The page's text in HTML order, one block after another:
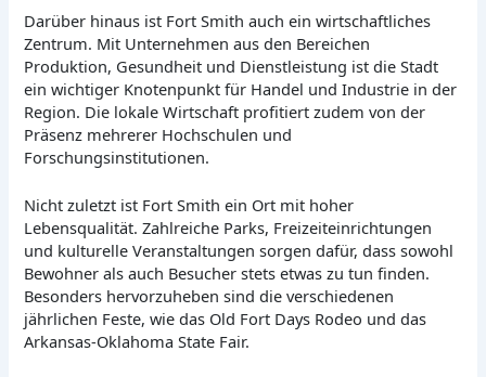
Darüber hinaus ist Fort Smith auch ein wirtschaftliches
Zentrum. Mit Unternehmen aus den Bereichen
Produktion, Gesundheit und Dienstleistung ist die Stadt
ein wichtiger Knotenpunkt für Handel und Industrie in der
Region. Die lokale Wirtschaft profitiert zudem von der
Präsenz mehrerer Hochschulen und
Forschungsinstitutionen.
Nicht zuletzt ist Fort Smith ein Ort mit hoher
Lebensqualität. Zahlreiche Parks, Freizeiteinrichtungen
und kulturelle Veranstaltungen sorgen dafür, dass sowohl
Bewohner als auch Besucher stets etwas zu tun finden.
Besonders hervorzuheben sind die verschiedenen
jährlichen Feste, wie das Old Fort Days Rodeo und das
Arkansas-Oklahoma State Fair.